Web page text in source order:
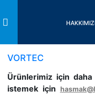
VORTEC
Ürünlerimiz için
istemek için
Toggle